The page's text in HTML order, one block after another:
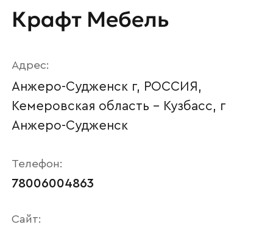
Крафт Мебель
Адрес:
Анжеро-Судженск г, РОССИЯ,
Кемеровская область - Кузбасс, г
Анжеро-Судженск
Телефон:
78006004863
Сайт: